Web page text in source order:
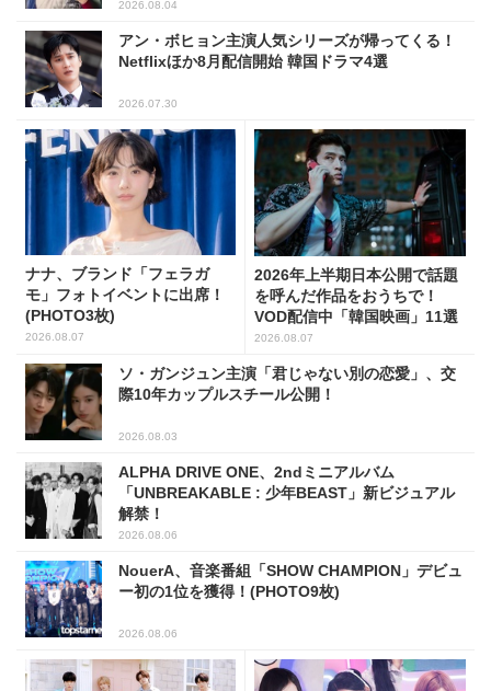
2026.08.04
アン・ボヒョン主演人気シリーズが帰ってくる！
Netflixほか8月配信開始 韓国ドラマ4選
2026.07.30
ナナ、ブランド「フェラガ
モ」フォトイベントに出席！
(PHOTO3枚)
2026.08.07
2026年上半期日本公開で話題
を呼んだ作品をおうちで！
VOD配信中「韓国映画」11選
2026.08.07
ソ・ガンジュン主演「君じゃない別の恋愛」、交
際10年カップルスチール公開！
2026.08.03
ALPHA DRIVE ONE、2ndミニアルバム
「UNBREAKABLE : 少年BEAST」新ビジュアル
解禁！
2026.08.06
NouerA、音楽番組「SHOW CHAMPION」デビュ
ー初の1位を獲得！(PHOTO9枚)
2026.08.06